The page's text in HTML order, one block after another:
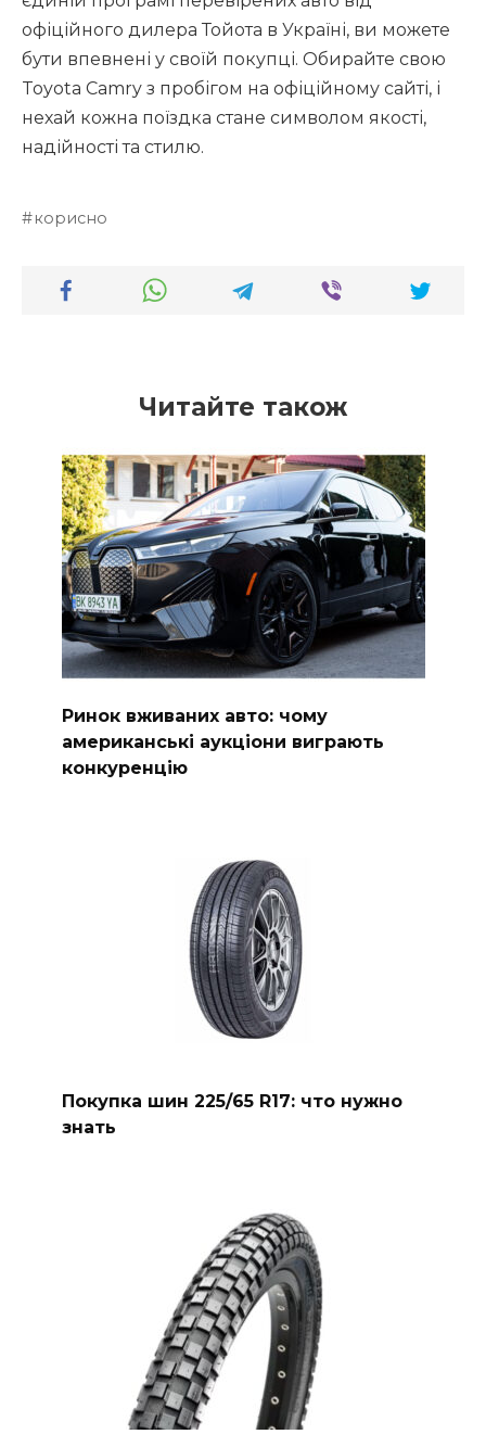
офіційного дилера Тойота в Україні, ви можете
бути впевнені у своїй покупці. Обирайте свою
Toyota Camry з пробігом на офіційному сайті, і
нехай кожна поїздка стане символом якості,
надійності та стилю.
корисно
Читайте також
Ринок вживаних авто: чому
американські аукціони виграють
конкуренцію
Покупка шин 225/65 R17: что нужно
знать